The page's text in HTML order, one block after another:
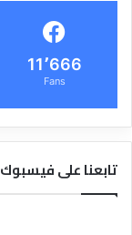
11٬666
Fans
تابعنا على فيسبوك